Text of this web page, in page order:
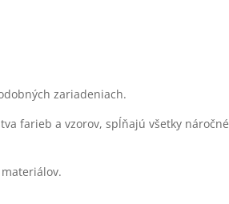
zariadeniach.
farieb a vzorov, spĺňajú všetky